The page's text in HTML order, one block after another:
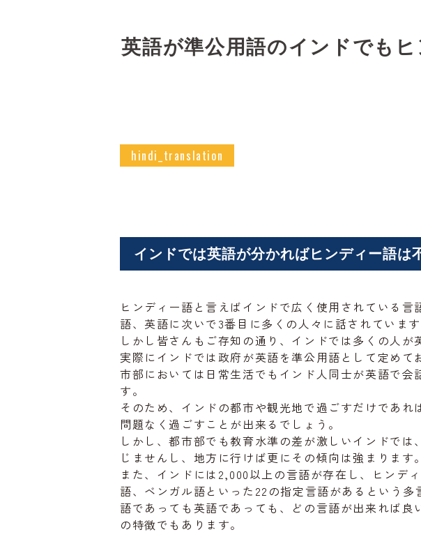
英語が準公用語のインドでも
hindi_translation
インドでは英語が分かればヒンディー語は
ヒンディー語と言えばインドで広く使用されている言
語、英語に次いで3番目に多くの人々に話されています
しかし皆さんもご存知の通り、インドでは多くの人が
実際にインドでは政府が英語を準公用語として定めて
市部においては日常生活でもインド人同士が英語で会
す。
そのため、インドの都市や観光地で過ごすだけであ
問題なく過ごすことが出来るでしょう。
しかし、都市部でも教育水準の差が激しいインドで
じませんし、地方に行けば更にその傾向は強まります。
また、インドには2,000以上の言語が存在し、ヒンデ
語、ベンガル語といった22の指定言語があるという
語であっても英語であっても、どの言語が出来れば良
の特徴でもあります。